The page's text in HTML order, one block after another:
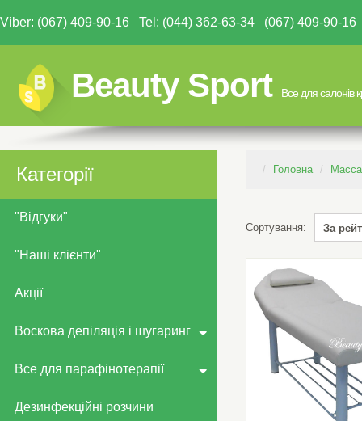
Viber: (067) 409-90-16 Tel: (044) 362-63-34 (067) 409-90-
Beauty Sport Все для салонів
Категорії
"Відгуки"
"Наші клієнти"
Акції
Воскова депіляція і шугаринг
Все для парафінотерапії
Дезинфекційні розчини
Головна
Сортування: За
За
Від